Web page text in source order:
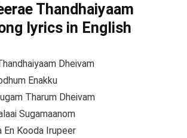
Thandhaiyaam
lyrics in English
Dheivam
Enakku
Tharum Dheivam
Sugamaanom
En Kooda Irupeer